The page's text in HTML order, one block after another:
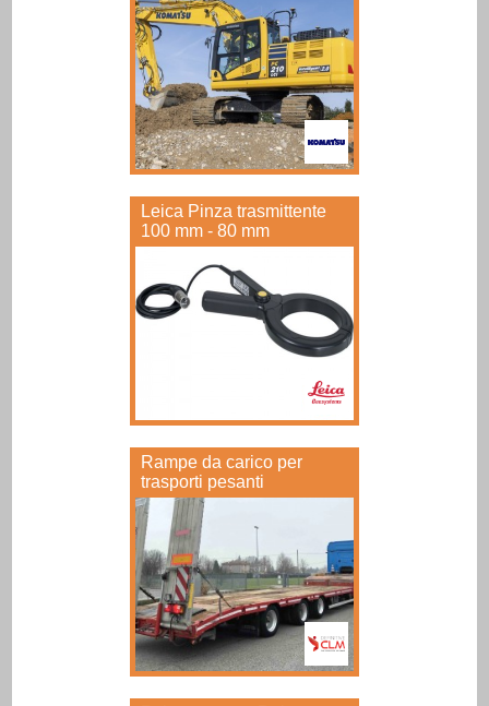
Leica Pinza trasmittente
100 mm - 80 mm
Rampe da carico per
trasporti pesanti